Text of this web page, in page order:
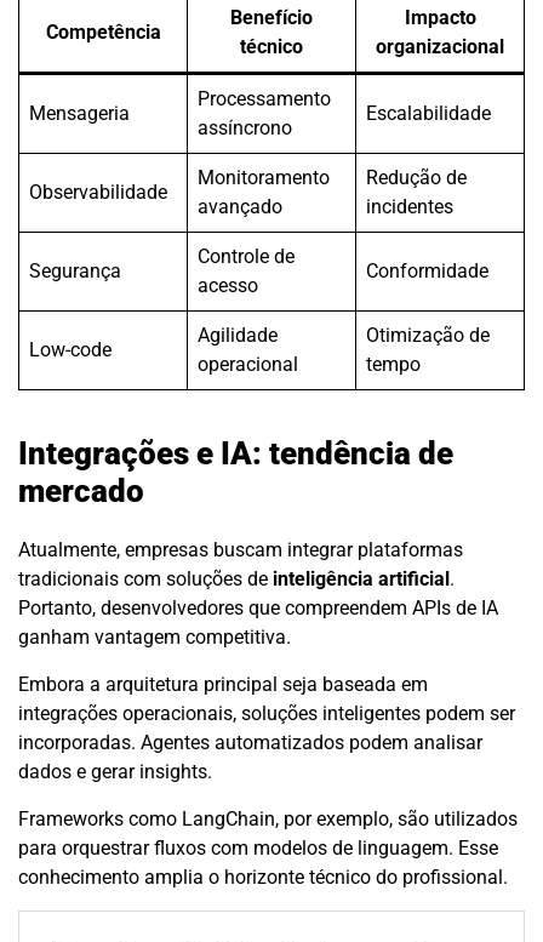
Competência
Benefício
técnico
Impacto
organizacional
Mensageria
Processamento
assíncrono
Escalabilidade
Observabilidade
Monitoramento
avançado
Redução de
incidentes
Segurança
Controle de
acesso
Conformidade
Low-code
Agilidade
operacional
Otimização de
tempo
Integrações e IA: tendência de
mercado
Atualmente, empresas buscam integrar plataformas
tradicionais com soluções de inteligência artificial .
Portanto, desenvolvedores que compreendem APIs de IA
ganham vantagem competitiva.
Embora a arquitetura principal seja baseada em
integrações operacionais, soluções inteligentes podem ser
incorporadas. Agentes automatizados podem analisar
dados e gerar insights.
Frameworks como LangChain, por exemplo, são utilizados
para orquestrar fluxos com modelos de linguagem. Esse
conhecimento amplia o horizonte técnico do profissional.